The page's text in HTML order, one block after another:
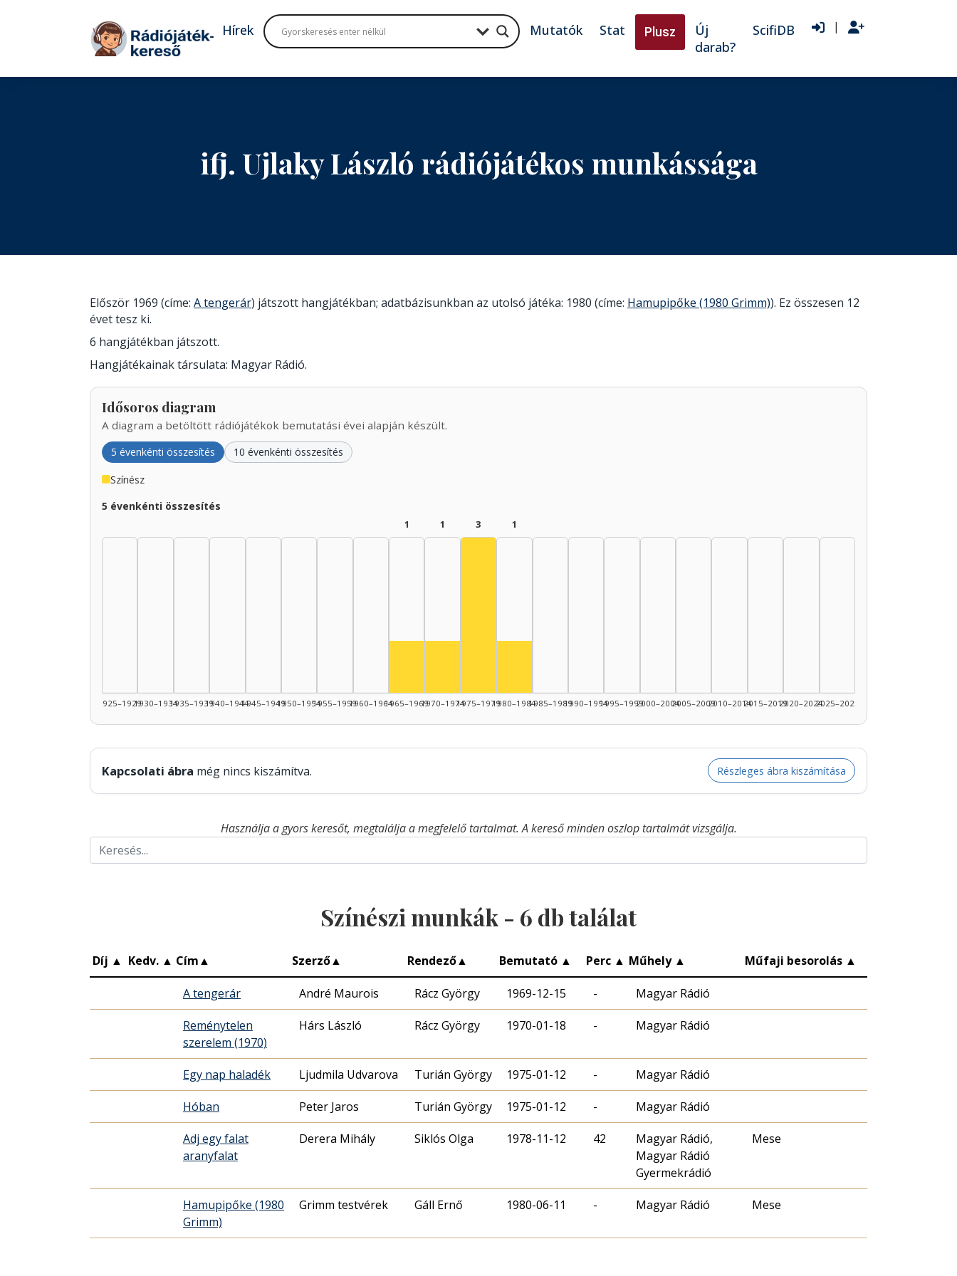
Tovább a tartalomhoz
Hírek Mutatók Stat Plusz
Új
darab?
ScifiDB |
ifj. Ujlaky László rádiójátékos munkássága
Először 1969 (címe: A tengerár) játszott hangjátékban; adatbázisunkban az utolsó játéka: 1980 (címe: Hamupipőke (1980 Grimm)). Ez összesen 12
évet tesz ki.
6 hangjátékban játszott.
Hangjátékainak társulata: Magyar Rádió.
Idősoros diagram
A diagram a betöltött rádiójátékok bemutatási évei alapján készült.
5 évenkénti összesítés 10 évenkénti összesítés
Színész
5 évenkénti összesítés
1925–19291930–19341935–19391940–19441945–19491950–19541955–19591960–1964
1
1965–1969
1
1970–1974
3
1975–1979
1
1980–19841985–19891990–19941995–19992000–20042005–20092010–20142015–20192020–20242025–2026
Kapcsolati ábra még nincs kiszámítva. Részleges ábra kiszámítása
Használja a gyors keresőt, megtalálja a megfelelő tartalmat. A kereső minden oszlop tartalmát vizsgálja.
Színészi munkák - 6 db találat
Díj ▲ Kedv. ▲ Cím▲ Szerző▲ Rendező▲ Bemutató ▲ Perc ▲ Műhely ▲ Műfaji besorolás ▲
A tengerár André Maurois Rácz György 1969-12-15 - Magyar Rádió
Reménytelen
szerelem (1970)
Hárs László Rácz György 1970-01-18 - Magyar Rádió
Egy nap haladék Ljudmila Udvarova Turián György 1975-01-12 - Magyar Rádió
Hóban Peter Jaros Turián György 1975-01-12 - Magyar Rádió
Adj egy falat
aranyfalat
Derera Mihály Siklós Olga 1978-11-12 42
Magyar Rádió,
Magyar Rádió
Gyermekrádió
Mese
Hamupipőke (1980
Grimm)
Grimm testvérek Gáll Ernő 1980-06-11 - Magyar Rádió Mese